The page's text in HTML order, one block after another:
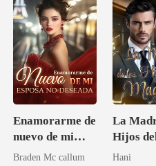
Enamorarme de
nuevo de mi
esposa no
Braden Mc callum
La
Hijos
Magnate
Hani